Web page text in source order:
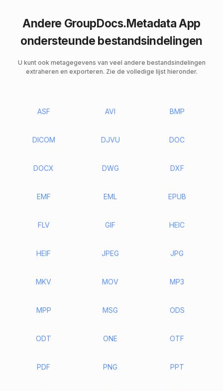
Andere GroupDocs.Metadata App
ondersteunde bestandsindelingen
U kunt ook metagegevens van veel andere bestandsindelingen
extraheren en exporteren. Zie de volledige lijst hieronder.
ASF AVI BMP
DICOM DJVU DOC
DOCX DWG DXF
EMF EML EPUB
FLV GIF HEIC
HEIF JPEG JPG
MKV MOV MP3
MPP MSG ODS
ODT ONE OTF
PDF PNG PPT